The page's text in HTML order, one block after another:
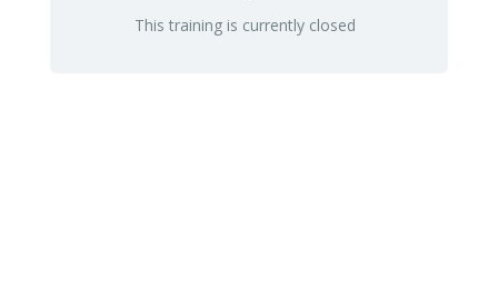
This training is currently closed